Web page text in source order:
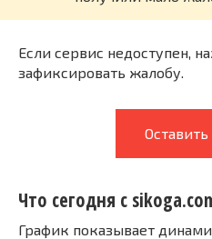
Если сервис недоступен,
зафиксировать жалобу.
Что сегодня с
График показывает